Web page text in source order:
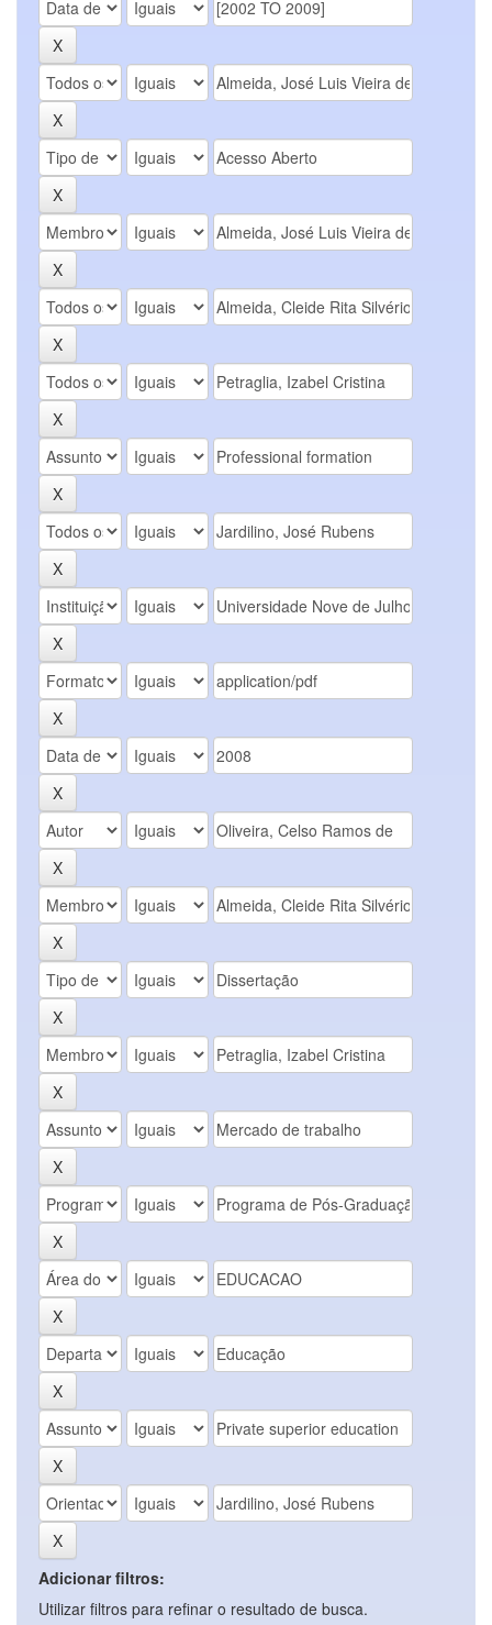
Adicionar filtros:
Utilizar filtros para refinar o resultado de busca.